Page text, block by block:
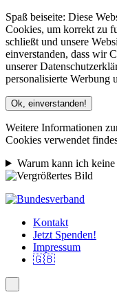
Spaß beiseite: Diese
Cookies, um korrekt zu
schließt und unsere
einverstanden, dass wir
unserer
personalisierte Werbung
Ok, einverstanden!
Weitere Informationen
Cookies verwendet
Warum kann ich
Kontakt
Jetzt Spenden!
Impressum
🇬🇧